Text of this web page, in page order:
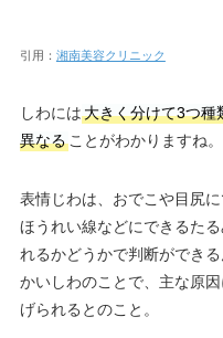
引用： 湘南美容クリニック
しわには大きく分けて3つ種
異なることがわかりますね。
表情じわは、おでこや目尻
ほうれい線などにできるた
れるかどうかで判断ができ
かいしわのことで、主な原
げられるとのこと。